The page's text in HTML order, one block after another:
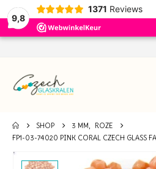
9,8
1371 Reviews
SHOP 3 MM, ROZE
FP1-03-74020 PINK CORAL CZECH GLASS